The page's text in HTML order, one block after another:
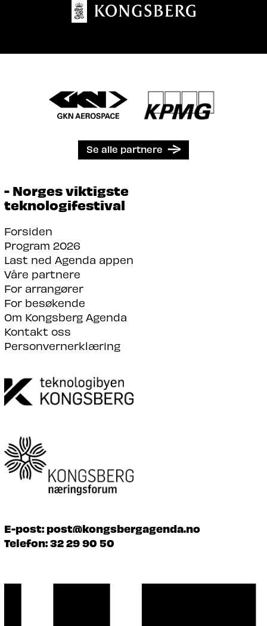
Se alle partnere
- Norges viktigste
teknologifestival
Forsiden
Program 2026
Last ned Agenda appen
Våre partnere
For arrangører
For besøkende
Om Kongsberg Agenda
Kontakt oss
Personvernerklæring
E-post: post@kongsbergagenda.no
Telefon:32 29 90 50